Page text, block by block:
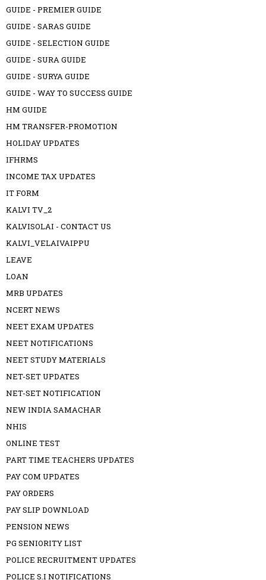
GUIDE - PREMIER GUIDE
GUIDE - SARAS GUIDE
GUIDE - SELECTION GUIDE
GUIDE - SURA GUIDE
GUIDE - SURYA GUIDE
GUIDE - WAY TO SUCCESS GUIDE
HM GUIDE
HM TRANSFER-PROMOTION
HOLIDAY UPDATES
IFHRMS
INCOME TAX UPDATES
IT FORM
KALVI TV_2
KALVISOLAI - CONTACT US
KALVI_VELAIVAIPPU
LEAVE
LOAN
MRB UPDATES
NCERT NEWS
NEET EXAM UPDATES
NEET NOTIFICATIONS
NEET STUDY MATERIALS
NET-SET UPDATES
NET-SET NOTIFICATION
NEW INDIA SAMACHAR
NHIS
ONLINE TEST
PART TIME TEACHERS UPDATES
PAY COM UPDATES
PAY ORDERS
PAY SLIP DOWNLOAD
PENSION NEWS
PG SENIORITY LIST
POLICE RECRUITMENT UPDATES
POLICE S.I NOTIFICATIONS